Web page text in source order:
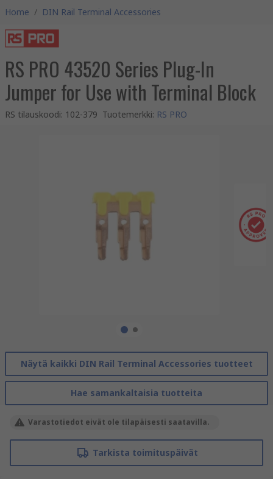
Home / DIN Rail Terminal Accessories
RS PRO 43520 Series Plug-In
Jumper for Use with Terminal Block
RS tilauskoodi: 102-379 Tuotemerkki: RS PRO
Näytä kaikki DIN Rail Terminal Accessories tuotteet
Hae samankaltaisia tuotteita
Varastotiedot eivät ole tilapäisesti saatavilla.
Tarkista toimituspäivät